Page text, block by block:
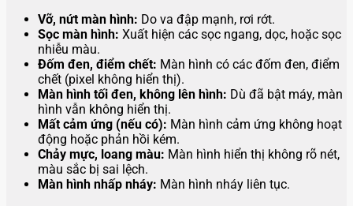
Vỡ, nứt màn hình: Do va đập mạnh, rơi rớt.
Sọc màn hình: Xuất hiện các sọc ngang, dọc, hoặc sọc
nhiễu màu.
Đốm đen, điểm chết: Màn hình có các đốm đen, điểm
chết (pixel không hiển thị).
Màn hình tối đen, không lên hình: Dù đã bật máy, màn
hình vẫn không hiển thị.
Mất cảm ứng (nếu có): Màn hình cảm ứng không hoạt
động hoặc phản hồi kém.
Chảy mực, loang màu: Màn hình hiển thị không rõ nét,
màu sắc bị sai lệch.
Màn hình nhấp nháy: Màn hình nháy liên tục.